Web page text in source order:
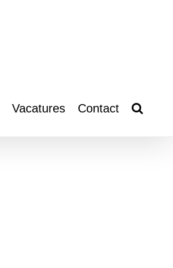
Vacatures Contact